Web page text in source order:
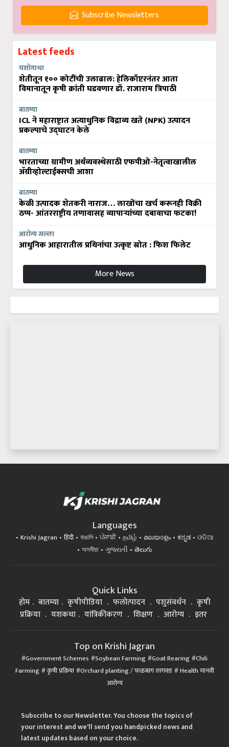
Subscribe Newsletters
Latest feeds
यशोगाथा
शेतीतून १०० कोटींची उलाढाल: हेलिकॉप्टरनंतर आता
विमानातून कृषी क्रांती घडवणार डॉ. राजाराम त्रिपाठी
बातम्या
ICL ने महाराष्ट्रात अत्याधुनिक विद्राव्य खते (NPK) उत्पादन
प्रकल्पाचे उद्घाटन केले
बातम्या
भारताच्या ग्रामीण अर्थव्यवस्थेसाठी एफपीओ-नेतृत्वाखालील
अ‍ॅग्रीव्होल्टाईक्सची आशा
बातम्या
केळी उत्पादक शेतकरी नाराज… लाखोंचा खर्च करूनही विक्री
ठप्प- आंतरराष्ट्रीय तणावासह व्यापाऱ्यांच्या दबावाचा फटका!
आरोग्य सल्ला
आधुनिक आहारातील प्रथिनांचा उत्कृष्ट स्रोत : फिश फिलेट
More News
Languages
Krishi Jagran हिंदी বাঙালি ਪੰਜਾਬੀ தமிழ் മലയാളം ಕನ್ನಡ
ଓଡିଆ
অসমীয়া
ગુજરાતી తెలుగు
Quick Links
होम बातम्या कृषीपीडिया फलोत्पादन पशुसंवर्धन
कृषी
प्रक्रिया
यशकथा यांत्रिकीकरण शिक्षण आरोग्य इतर
Top on Krishi Jagran
Government Schemes Soybean Farming Goat Rearing Chili
Farming कृषी प्रक्रिया Orchard planting / फळबाग लागवड Health मानवी
आरोग्य
Subscribe to our Newsletter. You choose the topics of
your interest and we'll send you handpicked news and
latest updates based on your choice.